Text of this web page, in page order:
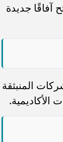
آفاقًا جديدة
المنبثقة
الأكاديمية.